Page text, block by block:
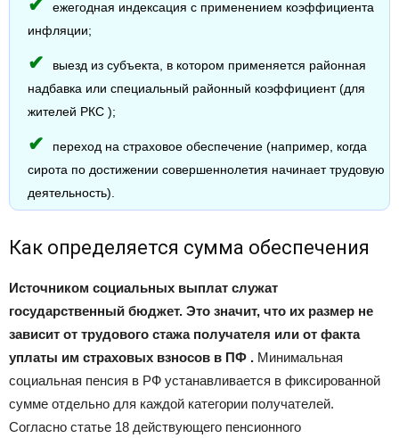
ежегодная индексация с применением коэффициента
инфляции;
выезд из субъекта, в котором применяется районная
надбавка или специальный районный коэффициент (для
жителей РКС );
переход на страховое обеспечение (например, когда
сирота по достижении совершеннолетия начинает трудовую
деятельность).
Как определяется сумма обеспечения
Источником социальных выплат служат
государственный бюджет. Это значит, что их размер не
зависит от трудового стажа получателя или от факта
уплаты им страховых взносов в ПФ . Минимальная
социальная пенсия в РФ устанавливается в фиксированной
сумме отдельно для каждой категории получателей.
Согласно статье 18 действующего пенсионного